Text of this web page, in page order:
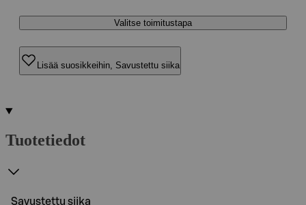
Valitse toimitustapa
Lisää suosikkeihin, Savustettu siika
Tuotetiedot
Savustettu siika